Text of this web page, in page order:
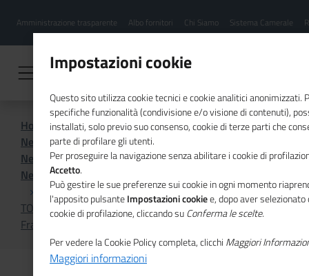
contenuto
Menu
hamburgher
Amministrazione trasparente Albo fornitori Chi Siamo Sistema Camerale
Home
Sistema Camerale
News dal sistema camerale
News dal sistema camerale - Archivio 2022
News dal sistema camerale - Archivio novembre 2022
TORINO - Come vendere prodotti agro-alimentari in
Francia: webinar
Impostazioni cookie
Questo sito utilizza cookie tecnici e cookie analitici anonimizzati.
specifiche funzionalità (condivisione e/o visione di contenuti),
installati, solo previo suo consenso, cookie di terze parti che
parte di profilare gli utenti.
Per proseguire la navigazione senza abilitare i cookie di
Accetto.
Può gestire le sue preferenze sui cookie in ogni momento
l'apposito pulsanteImpostazioni cookiee, dopo aver
cookie di profilazione, cliccando suConferma le scelte.
Per vedere la Cookie Policy completa, clicchi Maggiori
Maggiori informazioni